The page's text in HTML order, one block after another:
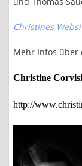
Christines
Mehr Infos
Christine
http://